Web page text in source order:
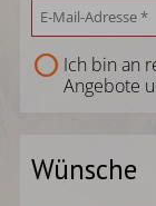
Ich bin an
Angebote
Wünsche